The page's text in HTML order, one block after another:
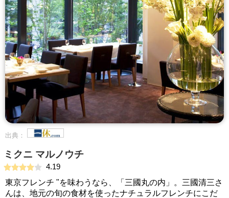
出典：
ミクニ マルノウチ
4.19
東京フレンチ "を味わうなら、「三國丸の内」。三國清三さ
んは、地元の旬の食材を使ったナチュラルフレンチにこだ